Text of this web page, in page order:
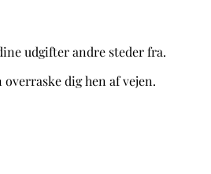
udgifter andre steder fra.
dig hen af vejen.